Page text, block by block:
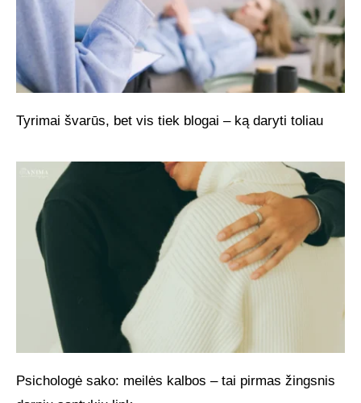
Tyrimai švarūs, bet vis tiek blogai – ką daryti toliau
Psichologė sako: meilės kalbos – tai pirmas žingsnis